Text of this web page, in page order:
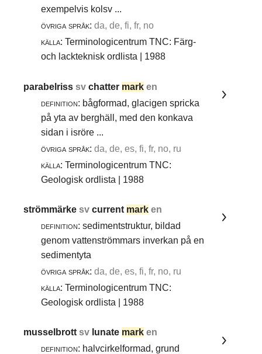
exempelvis kolsv ...
övriga språk: da, de, fi, fr, no
källa: Terminologicentrum TNC: Färg-
och lackteknisk ordlista | 1988
parabelrisssvchatter mark en
definition: bågformad, glacigen spricka
på yta av berghäll, med den konkava
sidan i isröre ...
övriga språk: da, de, es, fi, fr, no, ru
källa: Terminologicentrum TNC:
Geologisk ordlista | 1988
strömmärkesvcurrent mark en
definition: sedimentstruktur, bildad
genom vattenströmmars inverkan på en
sedimentyta
övriga språk: da, de, es, fi, fr, no, ru
källa: Terminologicentrum TNC:
Geologisk ordlista | 1988
musselbrottsv lunate mark en
definition: halvcirkelformad, grund